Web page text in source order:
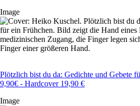
Image
Plötzlich bist du da: Gedichte und Gebete
9,90€ - Hardcover 19,90 €
Image